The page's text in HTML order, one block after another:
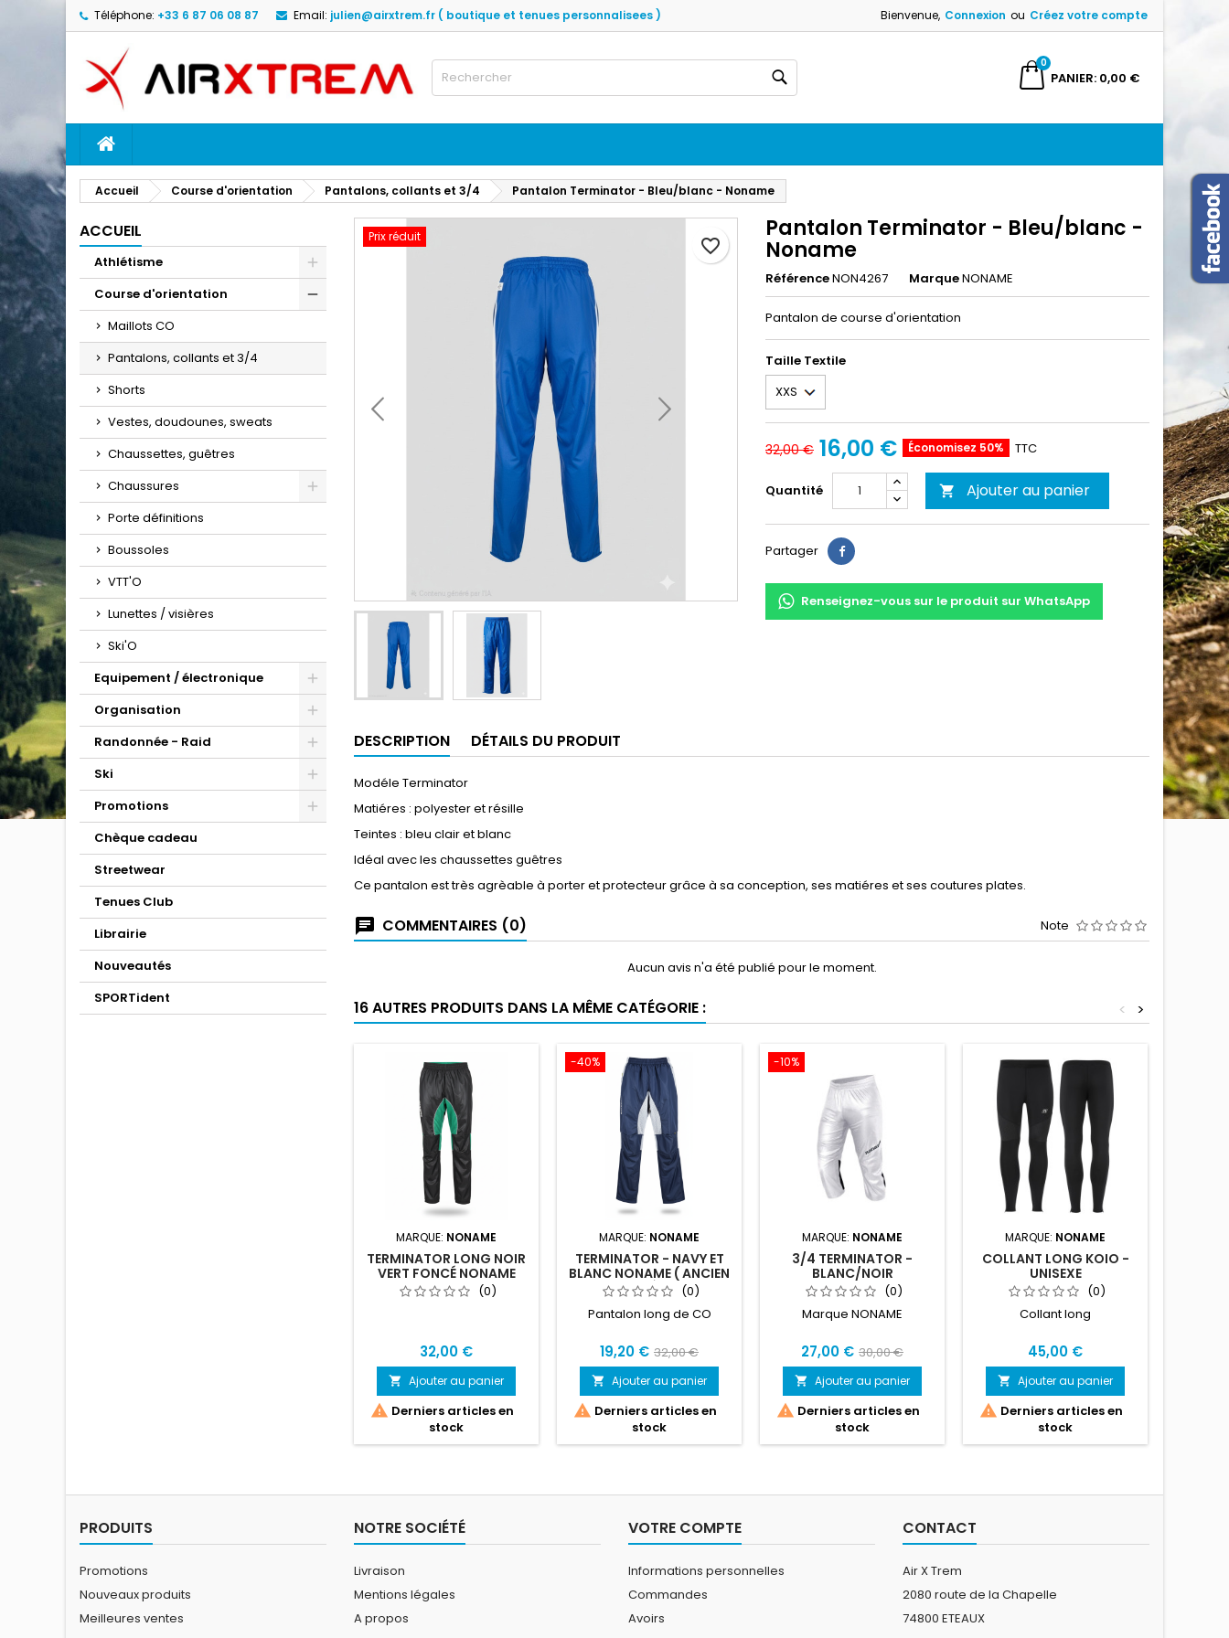
Téléphone: +33 6 87 06 08 87 Email: julien@airxtrem.fr ( boutique et tenues personnalisees ) Bienvenue, Connexion ou Créez votre compte
PANIER
0
0,00 €
ACCUEIL
Accueil Course d'orientation Pantalons, collants et 3/4 Pantalon Terminator - Bleu/blanc - Noname
ACCUEIL
Athlétisme
Course d'orientation
Maillots CO
Pantalons, collants et 3/4
Shorts
Vestes, doudounes, sweats
Chaussettes, guêtres
Chaussures
Porte définitions
Boussoles
VTT'O
Lunettes / visières
Ski'O
Equipement / électronique
Organisation
Randonnée - Raid
Ski
Promotions
Chèque cadeau
Streetwear
Tenues Club
Librairie
Nouveautés
SPORTident
Prix réduit Pantalon Terminator - Bleu/blanc -
Noname
RéférenceNON4267 MarqueNONAME
Pantalon de course d'orientation
Taille Textile
32,00 € 16,00 € Économisez 50% TTC
Quantité  Ajouter au panier
favorite_border
Partager Partager
Renseignez-vous sur le produit sur WhatsApp
DESCRIPTION DÉTAILS DU PRODUIT
Modéle Terminator
Matiéres : polyester et résille
Teintes : bleu clair et blanc
Idéal avec les chaussettes guêtres
Ce pantalon est très agrèable à porter et protecteur grâce à sa conception, ses matiéres et ses coutures plates.
COMMENTAIRES (0) Note
Aucun avis n'a été publié pour le moment.
16 AUTRES PRODUITS DANS LA MÊME CATÉGORIE : >
<
MARQUE: NONAME
TERMINATOR LONG NOIR
VERT FONCÉ NONAME
(0)
32,00 €
 Ajouter au panier
 Derniers articles en
stock
-40%
MARQUE: NONAME
TERMINATOR - NAVY ET
BLANC NONAME ( ANCIEN
MODÈLE ) (0)
Pantalon long de CO
19,20 € 32,00 €
 Ajouter au panier
 Derniers articles en
stock
-10%
MARQUE: NONAME
3/4 TERMINATOR -
BLANC/NOIR
(0)
Marque NONAME
27,00 € 30,00 €
 Ajouter au panier
 Derniers articles en
stock
MARQUE: NONAME
COLLANT LONG KOIO -
UNISEXE
(0)
Collant long
45,00 €
 Ajouter au panier
 Derniers articles en
stock
PRODUITS
Promotions
Nouveaux produits
Meilleures ventes
NOTRE SOCIÉTÉ
Livraison
Mentions légales
A propos
VOTRE COMPTE
Informations personnelles
Commandes
Avoirs
CONTACT
Air X Trem
2080 route de la Chapelle
74800 ETEAUX
Mes listes d'envies
add_circle_outline Créer une nouvelle liste
Créer une liste d'envies
Annuler Créer une liste d'envies
Connexion
Vous devez être connecté pour ajouter des produits à votre liste